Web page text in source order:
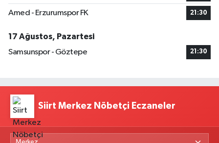
Amed - Erzurumspor FK 21:30
17 Ağustos, Pazartesi
Samsunspor - Göztepe
21:30
Siirt Merkez Nöbetçi Eczaneler